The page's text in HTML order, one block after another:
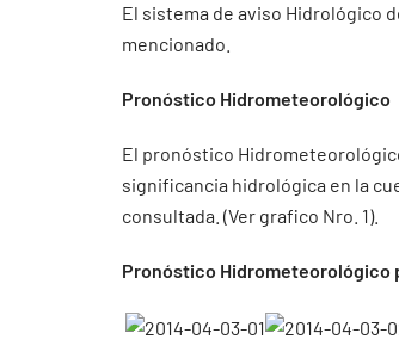
El sistema de aviso Hidrológico
mencionado.
Pronóstico Hidrometeorológico
El pronóstico
significancia hidrológica en la
consultada. (Ver grafico Nro. 1).
Pronóstico Hidrometeorológico